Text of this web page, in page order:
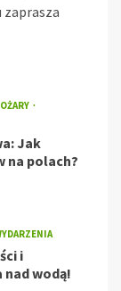
zaprasza
Jak
na polach?
i
wodą!